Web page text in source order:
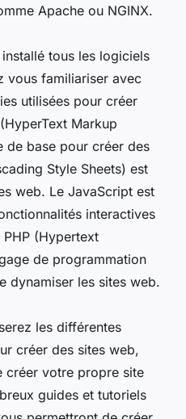
Apache ou NGINX.
tous les logiciels
vous familiariser avec
utilisées pour créer
Markup
de base pour créer des
Style Sheets) est
web. Le JavaScript est
interactives
(Hypertext
de programmation
dynamiser les sites web.
les différentes
créer des sites web,
créer votre propre site
guides et tutoriels